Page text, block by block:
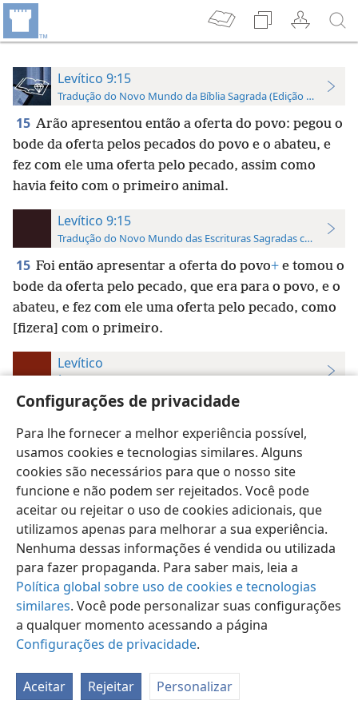
Configurações de privacidade
Para lhe fornecer a melhor experiência possível,
usamos cookies e tecnologias similares. Alguns
cookies são necessários para que o nosso site
funcione e não podem ser rejeitados. Você pode
aceitar ou rejeitar o uso de cookies adicionais, que
utilizamos apenas para melhorar a sua experiência.
Nenhuma dessas informações é vendida ou utilizada
para fazer propaganda. Para saber mais, leia a
Política global sobre uso de cookies e tecnologias
similares. Você pode personalizar suas configurações
a qualquer momento acessando a página
Configurações de privacidade.
Aceitar Rejeitar Personalizar
Levítico 9:15
Tradução do Novo Mundo da Bíblia Sagrada (Edição de Estudo)
15 Arão apresentou então a oferta do povo: pegou o
bode da oferta pelos pecados do povo e o abateu, e
fez com ele uma oferta pelo pecado, assim como
havia feito com o primeiro animal.
Levítico 9:15
Tradução do Novo Mundo das Escrituras Sagradas com
15 Foi então apresentar a oferta do povo+ e tomou o
bode da oferta pelo pecado, que era para o povo, e o
abateu, e fez com ele uma oferta pelo pecado, como
[fizera] com o primeiro.
Levítico
Índice das Publicações da Torre de Vigia — 1960-1990
9:15 w69 20
Português (Brasil) Preferências
Copyright© 2026 Watch Tower Bible and Tract Society of Pennsylvania
Termos de Uso
Política de Privacidade
Configurações de Privacidade
JW.ORG Login